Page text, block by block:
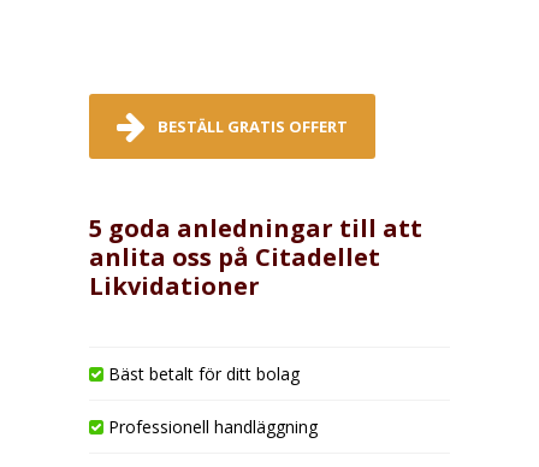
BESTÄLL GRATIS OFFERT
5 goda anledningar till att
anlita oss på Citadellet
Likvidationer
Bäst betalt för ditt bolag
Professionell handläggning